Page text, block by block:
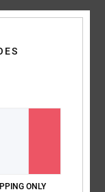
ONLY